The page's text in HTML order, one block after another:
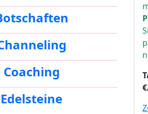
Coaching
Edelsteine